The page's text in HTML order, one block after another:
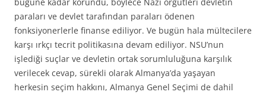
paraları ve devlet tarafından paraları ödenen
fonksiyonerlerle finanse ediliyor. Ve bugün hala mültecilere
karşı ırkçı tecrit politikasına devam ediliyor. NSU’nun
işlediği suçlar ve devletin ortak sorumluluğuna karşılık
verilecek cevap, sürekli olarak Almanya’da yaşayan
herkesin seçim hakkını, Almanya Genel Seçimi de dahil